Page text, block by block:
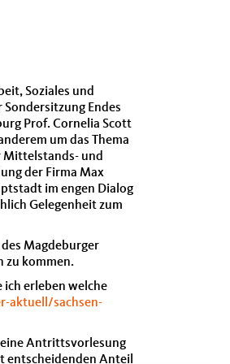
Soziales und
Endes
Prof. Cornelia Scott
um das Thema
Mittelstands- und
der Firma Max
im engen Dialog
Gelegenheit zum
Magdeburger
zu kommen.
ich erleben welche
aktuell/sachsen-
Antrittsvorlesung
entscheidenden Anteil